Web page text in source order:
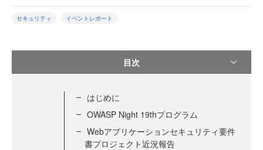
セキュリティ イベントレポート
目次
はじめに
OWASP Night 19thプログラム
Webアプリケーションセキュリティ要件
書プロジェクト近況報告